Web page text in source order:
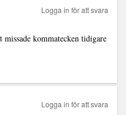
kommatecken tidigare
Logga in för att svara
Logga in för att svara